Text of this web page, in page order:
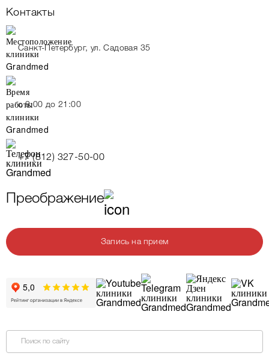
Контакты
Санкт-Петербург, ул. Садовая 35
c 9:00 до 21:00
+7 (812) 327-50-00
Преображение
Запись на прием
Поиск по сайту